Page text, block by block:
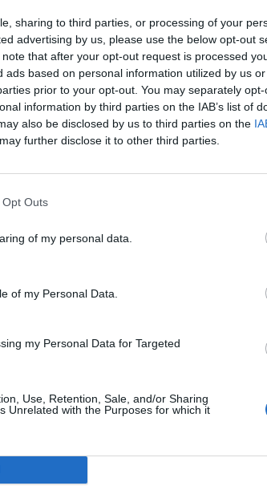
sharing to third parties, or processing of your
advertising by us, please use the below opt-out
that after your opt-out request is processed
ads based on personal information utilized by us
prior to your opt-out. You may separately
information by third parties on the IAB’s list of
also be disclosed by us to third parties on the
further disclose it to other third parties.
Outs
of my personal data.
of my Personal Data.
my Personal Data for Targeted
Use, Retention, Sale, and/or Sharing
Unrelated with the Purposes for which it